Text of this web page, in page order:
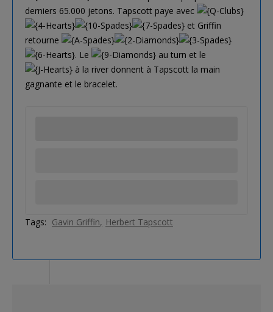
derniers 65.000 jetons. Tapscott paye avec
et Griffin
retourne
. Le
au turn et le
à la river donnent à Tapscott la main
gagnante et le bracelet.
Tags: Gavin Griffin Herbert Tapscott